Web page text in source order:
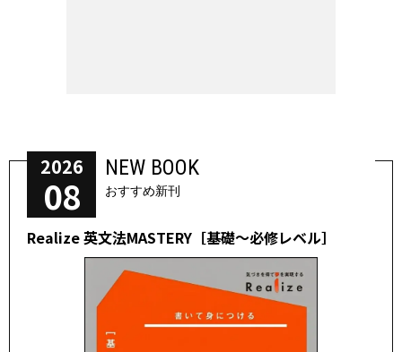
2026
08
NEW BOOK
おすすめ新刊
Realize 英文法MASTERY［基礎～必修レベル］